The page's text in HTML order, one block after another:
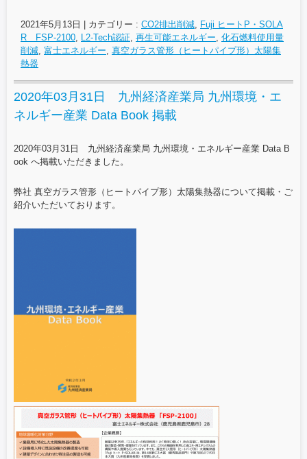
2021年5月13日 カテゴリー : CO2排出削減
Fuji ヒートP・SOLA
R FSP-2100
L2-Tech認証 再生可能エネルギー 化石燃料使用量
削減 富士エネルギー 真空ガラス管形（ヒートパイプ形）太陽集
熱器
2020年03月31日 九州経済産業局 九州環境・エ
ネルギー産業 Data Book 掲載
2020年03月31日 九州経済産業局 九州環境・エネルギー産業 Data B
ook へ掲載いただきました。
弊社 真空ガラス管形（ヒートパイプ形）太陽集熱器について掲載・ご
紹介いただいております。